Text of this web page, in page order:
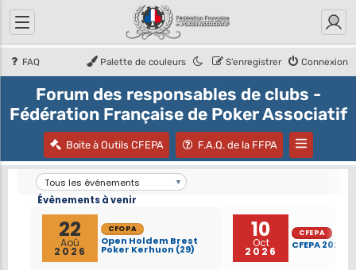
FAQ Connexion
S’enregistrer
Palette de couleurs
Forum des responsables de clubs -
Fédération Française de Poker Associatif
Boite à Outils CFEPA(Ouvre un nouvel onglet)
F.A.Q. de la FFPA(Ouvre un
Ouvre et